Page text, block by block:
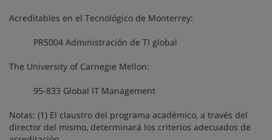
Acreditables en el Tecnológico de Monterrey:
PR5004 Administración de TI global
The University of Carnegie Mellon:
95-833 Global IT Management
Notas: (1) El claustro del programa académico, a través del
director del mismo, determinará los criterios adecuados de